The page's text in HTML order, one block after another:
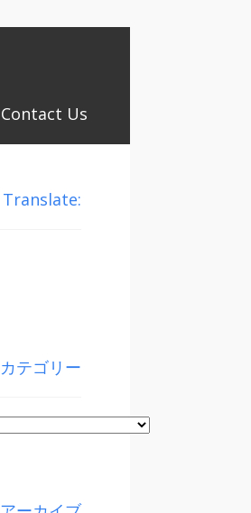
Contact Us
Translate:
カテゴリー